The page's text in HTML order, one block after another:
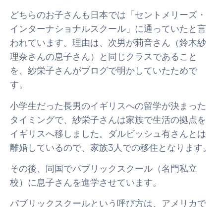
どちらのお子さんも日本では「セントメリーズ・
インターナショナルスクール」に通っていたと言
われています。理由は、次男が莉音さん（鈴木紗
理奈さんの息子さん）と同じクラスであること
を、紗栄子さんがブログで明かしていたためで
す。
小学生だった長男のイギリスへの留学が決まった
タイミングで、紗栄子さんは家族で生活の拠点を
イギリスへ移しました。ダルビッシュ有さんとは
離婚しているので、家族3人での移住となります。
その後、同国でパブリックスクール（名門私立
校）に息子さんを進学させています。
パブリックスクールという呼び方は、アメリカで